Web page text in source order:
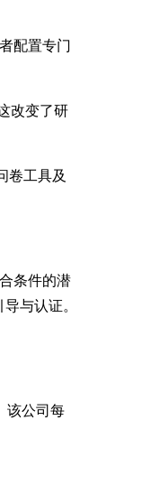
配置专门
改变了研
卷工具及
条件的潜
与认证。
该公司每